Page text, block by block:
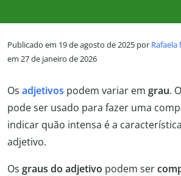
Publicado em 19 de agosto de 2025 por
em 27 de janeiro de 2026
Os adjetivos podem variar em grau. O
pode ser usado para fazer uma
indicar quão intensa é a
adjetivo.
Os graus do adjetivo podem ser